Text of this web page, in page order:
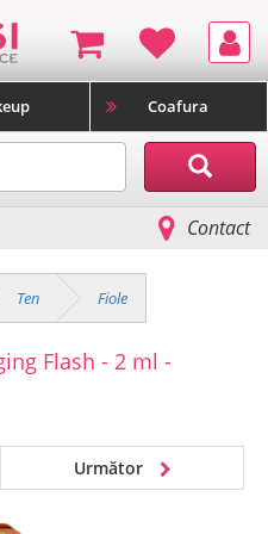
Coafura
Contact
Ten Fiole
Flash - 2 ml -
Următor